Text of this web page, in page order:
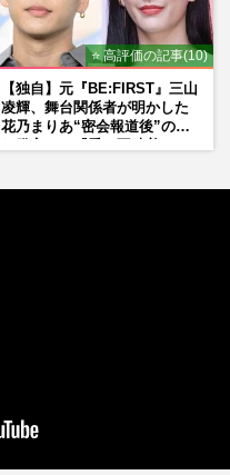
⭐ 高評価の記事(10)
【独自】元『BE:FIRST』三山
凌輝、舞台関係者が明かした
花乃まりあ“密会報道後”の呆